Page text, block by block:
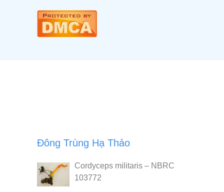
Đông Trùng Hạ Thảo
Cordyceps militaris – NBRC
103772